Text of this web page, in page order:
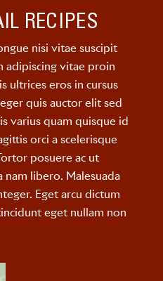
RECIPES
nisi vitae suscipit
adipiscing vitae proin
ultrices eros in cursus
quis auctor elit sed
varius quam quisque id
orci a scelerisque
posuere ac ut
nam libero. Malesuada
Eget arcu dictum
eget nullam non